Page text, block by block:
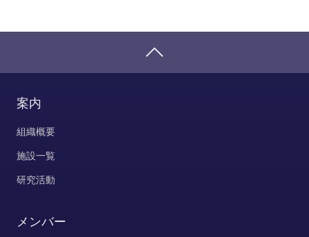
案内
組織概要
施設一覧
研究活動
メンバー